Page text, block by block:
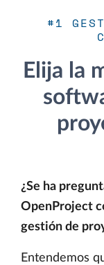
#1
Elija la
¿Se ha
OpenProject
gestión de
Entendemos